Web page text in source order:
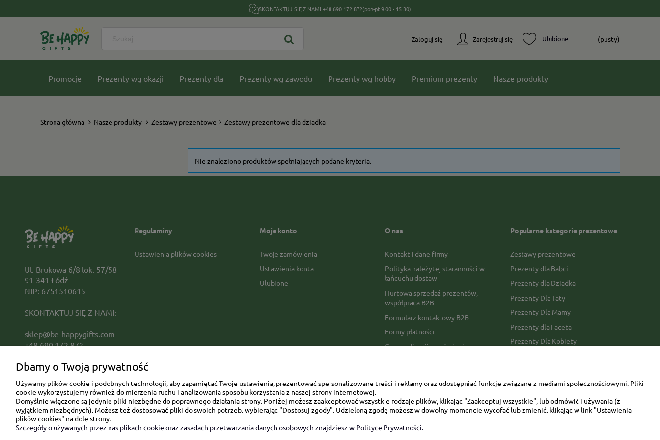
SKONTAKTUJ SIĘ Z NAMI:+48 690 172 872(pon-pt 9:00 - 15:30)
Zarejestruj się
Zaloguj się (pusty)
Promocje Prezenty wg okazji Prezenty dla Prezenty wg zawodu Prezenty wg hobby Premium prezenty Nasze produkty
Strona główna Nasze produkty Zestawy prezentowe Zestawy prezentowe dla dziadka
Nie znaleziono produktów spełniających podane kryteria.
Regulaminy
Ustawienia plików cookies
Moje konto
Twoje zamówienia
Ustawienia konta
Ulubione
O nas
Kontakt i dane firmy
Polityka należytej staranności w
łańcuchu dostaw
Hurtowa sprzedaż prezentów,
współpraca B2B
Formularz kontaktowy B2B
Formy płatności
Czas realizacji zamówienia
Mapa kategorii
Popularne kategorie prezentowe
Zestawy prezentowe
Prezenty dla Babci
Prezenty dla Dziadka
Prezenty Dla Taty
Prezenty Dla Mamy
Prezenty dla Faceta
Prezenty Dla Kobiety
Urodziny/imieniny
Ul. Brukowa 6/8 lok. 57/58
91-341 Łódź
NIP: 6751510615
SKONTAKTUJ SIĘ Z NAMI:
sklep@be-happygifts.com
+48 690 172 872
Dbamy o Twoją prywatność
Używamy plików cookie i podobnych technologii, aby zapamiętać Twoje ustawienia, prezentować spersonalizowane treści i reklamy oraz udostępniać funkcje związane z mediami społecznościowymi. Pliki
cookie wykorzystujemy również do mierzenia ruchu i analizowania sposobu korzystania z naszej strony internetowej.
Domyślnie włączone są jedynie pliki niezbędne do poprawnego działania strony. Poniżej możesz zaakceptować wszystkie rodzaje plików, klikając "Zaakceptuj wszystkie", lub odmówić i używania (z
wyjątkiem niezbędnych). Możesz też dostosować pliki do swoich potrzeb, wybierając "Dostosuj zgody". Udzieloną zgodę możesz w dowolny momencie wycofać lub zmienić, klikając w link "Ustawienia
plików cookies" na dole strony.
Szczegóły o używanych przez nas plikach cookie oraz zasadach przetwarzania danych osobowych znajdziesz w Polityce Prywatności.